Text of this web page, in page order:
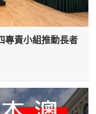
專責小組推動長者